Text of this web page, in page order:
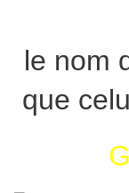
le nom
que